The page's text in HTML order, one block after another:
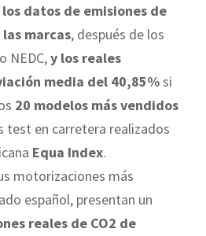
datos de emisiones de
marcas, después de los
NEDC,y los reales
media del 40,85%si
20 modelos más vendidos
test en carretera realizados
Equa Index.
motorizaciones más
español, presentan un
reales de CO2 de